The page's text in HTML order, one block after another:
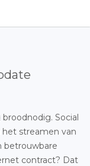
Social
streamen van
betrouwbare
contract? Dat